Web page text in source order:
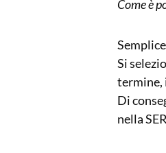
Come è
Si
termine,
Di
nella